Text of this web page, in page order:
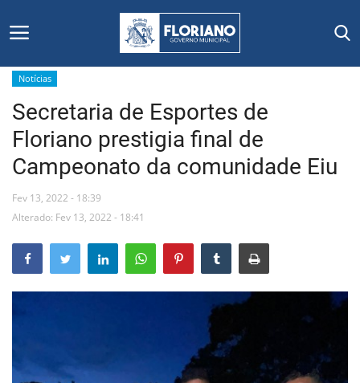
Início
Editais
Floriano
Mural de Licitações
Notícias
Secretaria de Esportes de
Floriano prestigia final de
Campeonato da comunidade Eiu
Fev 13, 2022 - 18:39
Alterado: Fev 13, 2022 - 18:41